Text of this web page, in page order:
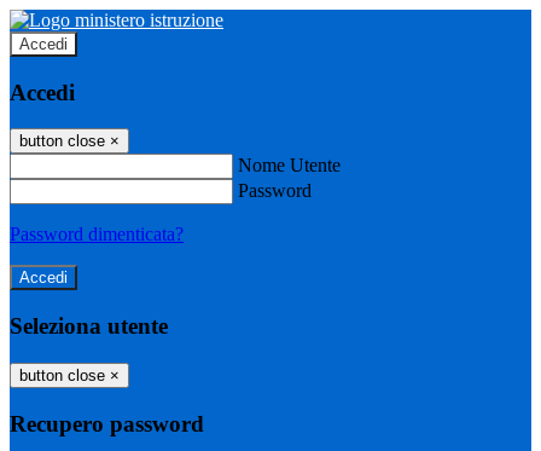
Accedi
Accedi
button close ×
Nome Utente
Password
Password dimenticata?
Seleziona utente
button close ×
Recupero password